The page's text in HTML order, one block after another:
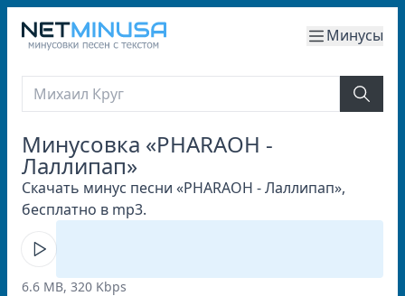
Минусы
Минусовка «PHARAOH -
Лаллипап»
Скачать минус песни «PHARAOH - Лаллипап»,
бесплатно в mp3.
6.6 MB, 320 Kbps